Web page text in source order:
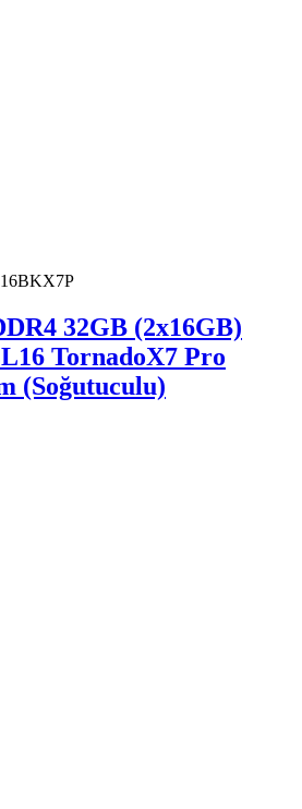
32GB (2x16GB)
TornadoX7 Pro
(Soğutuculu)